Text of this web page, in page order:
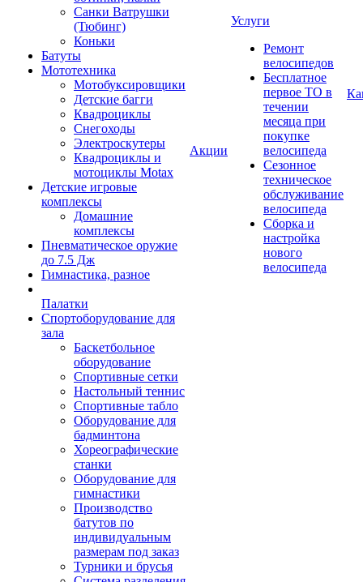
Санки Ватрушки
(Тюбинг)
Коньки
Батуты
Мототехника
Мотобуксировщики
Детские багги
Квадроциклы
Снегоходы
Электроскутеры
Квадроциклы и
мотоциклы Motax
Детские игровые
комплексы
Домашние
комплексы
Пневматическое оружие
до 7.5 Дж
Гимнастика, разное
Палатки
Спортоборудование для
зала
Баскетбольное
оборудование
Спортивные сетки
Настольный теннис
Спортивные табло
Оборудование для
бадминтона
Хореографические
станки
Оборудование для
гимнастики
Производство
батутов по
индивидуальным
размерам под заказ
Турники и брусья
Акции
Услуги
Ремонт
велосипедов
Бесплатное
первое ТО в
течении
месяца при
покупке
велосипеда
Сезонное
техническое
обслуживание
велосипеда
Сборка и
настройка
нового
велосипеда